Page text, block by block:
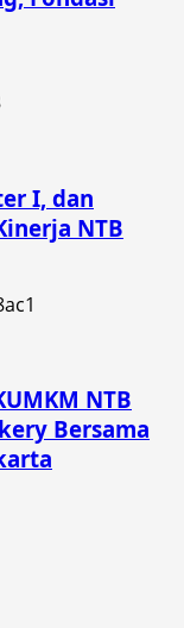
I, dan
NTB
NTB
Bersama